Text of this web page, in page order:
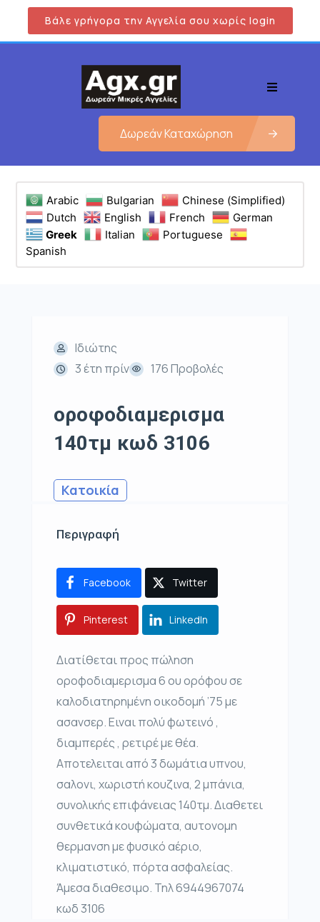
Βάλε γρήγορα την Αγγελία σου χωρίς login
Δωρεάν Καταχώρηση
Arabic Bulgarian
Chinese (Simplified)
Dutch
English French
German
Greek
Italian
Portuguese
Spanish
Ιδιώτης
3 έτη πρίν
176 Προβολές
οροφοδιαμερισμα
140τμ κωδ 3106
Κατοικία
Περιγραφή
Facebook Twitter
Pinterest LinkedIn
Διατίθεται προς πώληση
οροφοδιαμερισμα 6 ου ορόφου σε
καλοδιατηρημένη οικοδομή ’75 με
ασανσερ. Ειναι πολύ φωτεινό ,
διαμπερές , ρετιρέ με θέα.
Αποτελειται από 3 δωμάτια υπνου,
σαλονι, χωριστή κουζινα, 2 μπάνια,
συνολικής επιφάνειας 140τμ. Διαθετει
συνθετικά κουφώματα, αυτονομη
θερμανση με φυσικό αέριο,
κλιματιστικό, πόρτα ασφαλείας.
Άμεσα διαθεσιμο. Τηλ 6944967074
κωδ 3106